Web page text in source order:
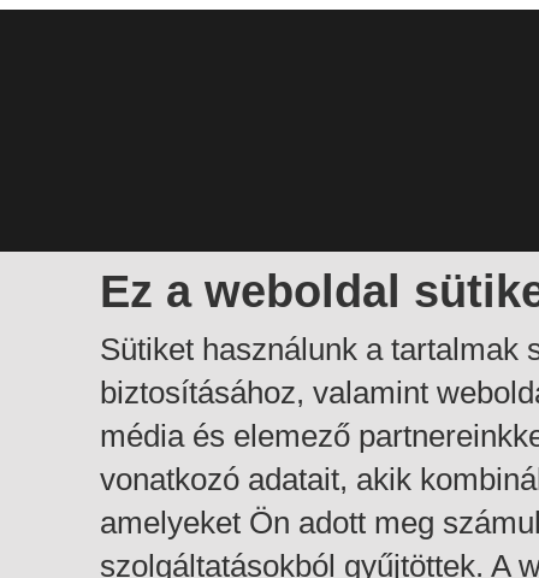
Ez a weboldal
Sütiket használunk a tartalmak
biztosításához, valamint
média és elemező
vonatkozó adatait, akik
amelyeket Ön adott meg
szolgáltatásokból gyűjtöttek. A